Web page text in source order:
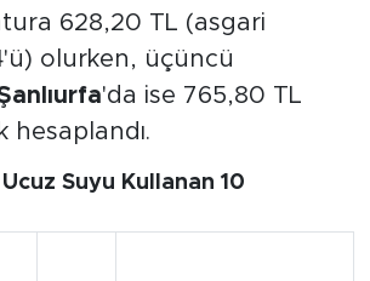
628,20 TL (asgari
olurken, üçüncü
'da ise 765,80 TL
hesaplandı.
Suyu Kullanan 10